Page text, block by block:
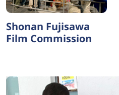
Shonan Fujisawa
Film Commission